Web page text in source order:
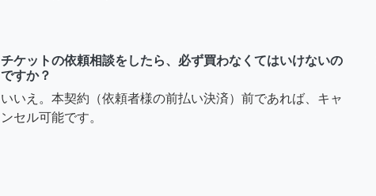
チケットの依頼相談をしたら、必ず買わなくてはいけないの
ですか？
いいえ。本契約（依頼者様の前払い決済）前であれば、キャ
ンセル可能です。